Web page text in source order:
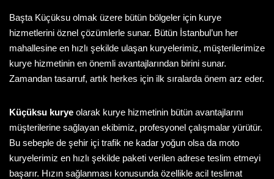
Başta Küçüksu olmak üzere bütün bölgeler için kurye
hizmetlerini öznel çözümlerle sunar. Bütün İstanbul’un her
mahallesine en hızlı şekilde ulaşan kuryelerimiz, müşterilerimize
kurye hizmetinin en önemli avantajlarından birini sunar.
Zamandan tasarruf, artık herkes için ilk sıralarda önem arz eder.
Küçüksu kurye olarak kurye hizmetinin bütün avantajlarını
müşterilerine sağlayan ekibimiz, profesyonel çalışmalar yürütür.
Bu sebeple de şehir içi trafik ne kadar yoğun olsa da moto
kuryelerimiz en hızlı şekilde paketi verilen adrese teslim etmeyi
başarır. Hızın sağlanması konusunda özellikle acil teslimat